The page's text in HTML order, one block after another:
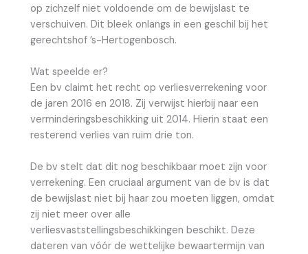
op zichzelf niet voldoende om de bewijslast te
verschuiven. Dit bleek onlangs in een geschil bij het
gerechtshof ’s-Hertogenbosch.
Wat speelde er?
Een bv claimt het recht op verliesverrekening voor
de jaren 2016 en 2018. Zij verwijst hierbij naar een
verminderingsbeschikking uit 2014. Hierin staat een
resterend verlies van ruim drie ton.
De bv stelt dat dit nog beschikbaar moet zijn voor
verrekening. Een cruciaal argument van de bv is dat
de bewijslast niet bij haar zou moeten liggen, omdat
zij niet meer over alle
verliesvaststellingsbeschikkingen beschikt. Deze
dateren van vóór de wettelijke bewaartermijn van